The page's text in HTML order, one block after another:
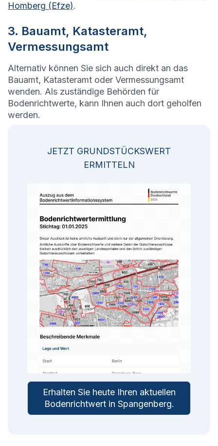
Homberg (Efze).
3. Bauamt, Katasteramt,
Vermessungsamt
Alternativ können Sie sich auch direkt an das
Bauamt, Katasteramt oder Vermessungsamt
wenden. Als zuständige Behörden für
Bodenrichtwerte, kann Ihnen auch dort geholfen
werden.
JETZT GRUNDSTÜCKSWERT
ERMITTELN
Erhalten Sie heute Ihren aktuellen
Bodenrichtwert in Spangenberg.